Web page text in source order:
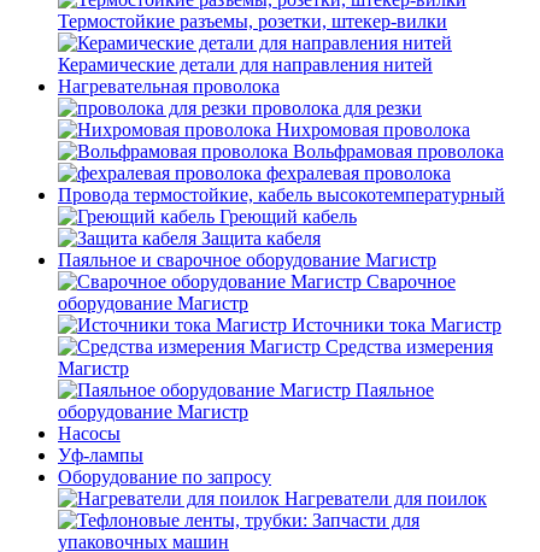
Термостойкие разъемы, розетки, штекер-вилки
Керамические детали для направления нитей
Нагревательная проволока
проволока для резки
Нихромовая проволока
Вольфрамовая проволока
фехралевая проволока
Провода термостойкие, кабель высокотемпературный
Греющий кабель
Защита кабеля
Паяльное и сварочное оборудование Магистр
Сварочное
оборудование Магистр
Источники тока Магистр
Средства измерения
Магистр
Паяльное
оборудование Магистр
Насосы
Уф-лампы
Оборудование по запросу
Нагреватели для поилок